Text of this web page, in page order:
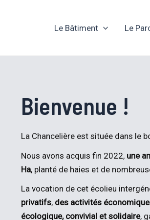
Le Bâtiment Le
Bienvenue !
La Chancelière est située dans le
Nous avons acquis fin 2022, une
Ha, planté de haies et de
La vocation de cet écolieu
privatifs, des activités
écologique, convivial et solidaire,